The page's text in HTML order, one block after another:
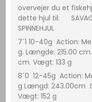
overvejer du et
dette hjul til: SAVAGE
SPINNEHJUL
7´1 10-40g Action:
g. Længde: 215.00
cm. Vægt: 133 g
8´0 12-45g Action:
g Længd: 243.00cm
Vægt: 152 g